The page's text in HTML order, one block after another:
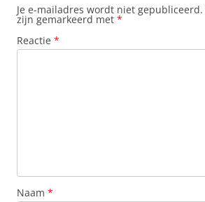
Je e-mailadres wordt niet gepubliceerd.
zijn gemarkeerd met *
Reactie *
Naam *